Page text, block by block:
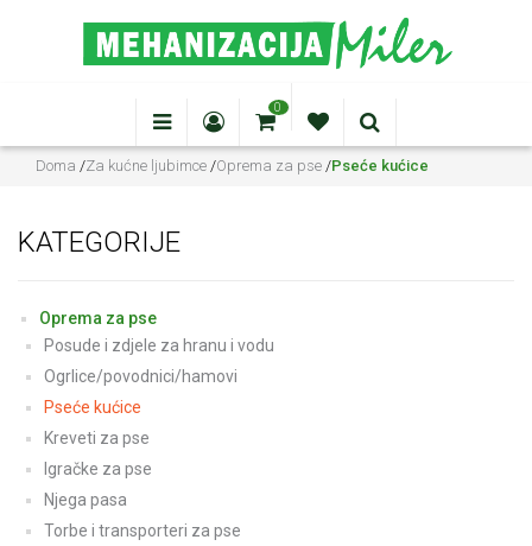
0
Doma /Za kućne ljubimce /Oprema za pse /Pseće kućice
KATEGORIJE
Oprema za pse
Posude i zdjele za hranu i vodu
Ogrlice/povodnici/hamovi
Pseće kućice
Kreveti za pse
Igračke za pse
Njega pasa
Torbe i transporteri za pse